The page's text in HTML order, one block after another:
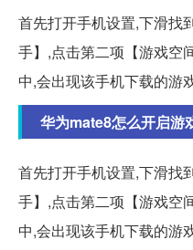
首先打开手机设置,下滑找
手】,点击第二项【游戏空
中,会出现该手机下载的游
华为mate8怎么开启游
首先打开手机设置,下滑找
手】,点击第二项【游戏空
中,会出现该手机下载的游